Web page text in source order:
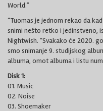
World.”
“Tuomas je jednom rekao da
snimi nešto retko i jedinstveno,
Nightwish. “Svakako će 2020.
smo snimanje 9. studijskog
albuma, omot albuma i listu
Disk 1:
01. Music
02. Noise
03. Shoemaker